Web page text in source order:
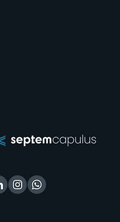
As 5 principais
tendências do mercado